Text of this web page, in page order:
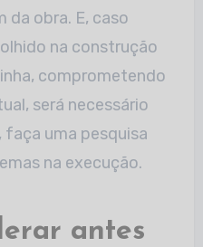
da obra. E, caso
na construção
comprometendo
será necessário
uma pesquisa
na execução.
antes